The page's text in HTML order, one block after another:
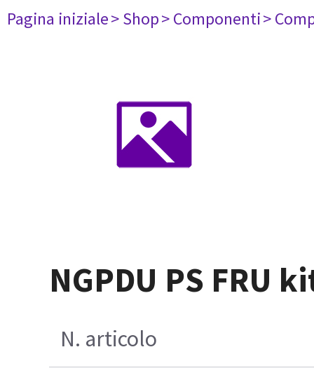
Pagina iniziale> Shop> Componenti>
NGPDU PS FRU
N. articolo